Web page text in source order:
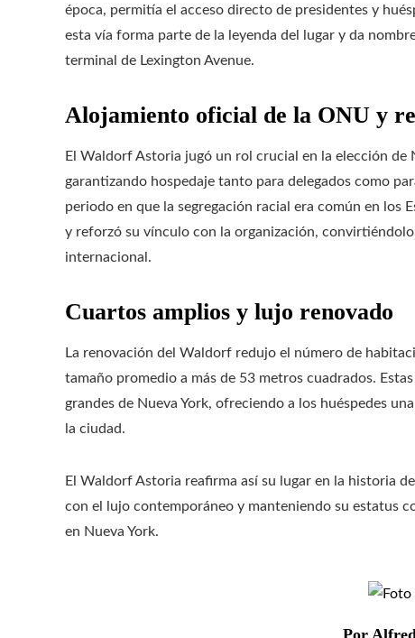
época, permitía el acceso directo de presidentes y
esta vía forma parte de la leyenda del lugar y da
terminal de Lexington Avenue.
Alojamiento oficial de la ONU y
El Waldorf Astoria jugó un rol crucial en la elección
garantizando hospedaje tanto para delegados como
periodo en que la segregación racial era común en los
y reforzó su vínculo con la organización,
internacional.
Cuartos amplios y lujo renovado
La renovación del Waldorf redujo el número de
tamaño promedio a más de 53 metros cuadrados.
grandes de Nueva York, ofreciendo a los huéspedes
la ciudad.
El Waldorf Astoria reafirma así su lugar en la historia
con el lujo contemporáneo y manteniendo su estatus
en Nueva York.